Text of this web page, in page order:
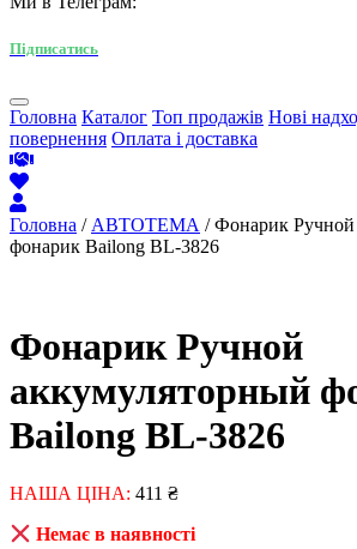
Підписатись
Головна Каталог Топ продажів Нові
повернення Оплата і доставка
Головна / АВТОТЕМА / Фонарик Ручной
фонарик Bailong BL-3826
Фонарик Ручной
аккумуляторный
Bailong BL-3826
НАША ЦІНА: 411 ₴
Немає в наявності